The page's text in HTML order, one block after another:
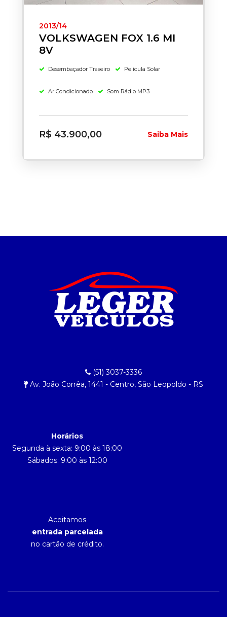
2013/14
VOLKSWAGEN FOX 1.6 MI
8V
Desembaçador Traseiro Pelicula Solar
Ar Condicionado Som Rádio MP3
R$ 43.900,00 Saiba Mais
(51) 3037-3336
Av. João Corrêa, 1441 - Centro, São Leopoldo - RS
Horários
Segunda à sexta: 9:00 às 18:00
Sábados: 9:00 às 12:00
Aceitamos
entrada parcelada
no cartão de crédito.